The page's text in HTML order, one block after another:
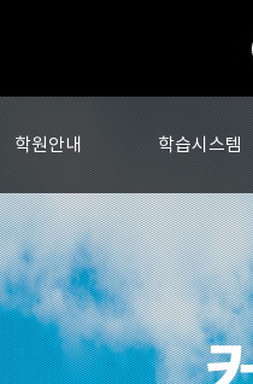
학원안내 학습시스템